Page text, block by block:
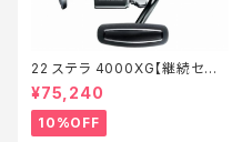
22 ステラ 4000XG【継続セー
ル_リール】【10】
¥75,240
10%OFF